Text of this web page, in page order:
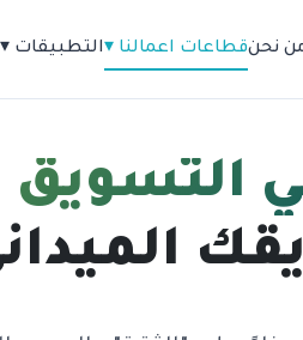
نحنقطاعات اعمالنا ▾التطبيقات ▾
التسويق